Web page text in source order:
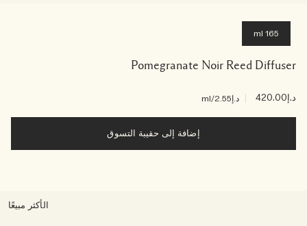
165 ml
Pomegranate Noir Reed Diffuser
د.إ420.00 د.إ2.55 /ml
إضافة إلى حقيبة التسوق
الأكثر مبيعًا